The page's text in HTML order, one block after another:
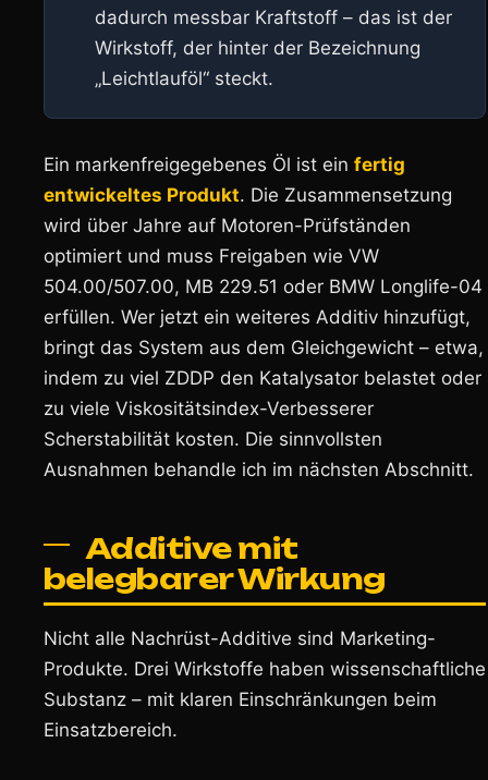
dadurch messbar Kraftstoff – das ist der
Wirkstoff, der hinter der Bezeichnung
„Leichtlauföl“ steckt.
Ein markenfreigegebenes Öl ist ein fertig
entwickeltes Produkt. Die Zusammensetzung
wird über Jahre auf Motoren-Prüfständen
optimiert und muss Freigaben wie VW
504.00/507.00, MB 229.51 oder BMW Longlife-04
erfüllen. Wer jetzt ein weiteres Additiv hinzufügt,
bringt das System aus dem Gleichgewicht – etwa,
indem zu viel ZDDP den Katalysator belastet oder
zu viele Viskositätsindex-Verbesserer
Scherstabilität kosten. Die sinnvollsten
Ausnahmen behandle ich im nächsten Abschnitt.
Additive mit
belegbarer Wirkung
Nicht alle Nachrüst-Additive sind Marketing-
Produkte. Drei Wirkstoffe haben wissenschaftliche
Substanz – mit klaren Einschränkungen beim
Einsatzbereich.